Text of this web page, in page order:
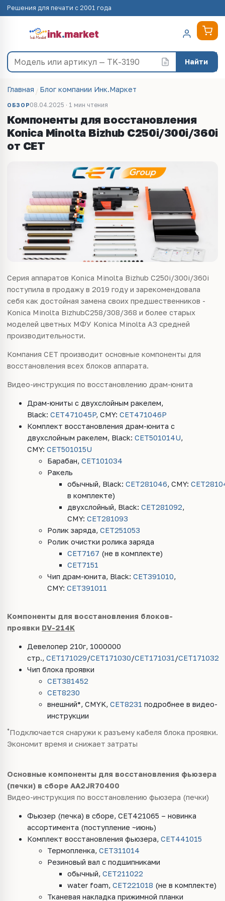
Решения для печати с 2001 года
ink.market
Найти
Главная Блог компании Инк.Маркет
ОБЗОР08.04.2025 · 1 мин чтения
Компоненты для восстановления
Konica Minolta Bizhub C250i/300i/360i
от CET
Серия аппаратов Konica Minolta Bizhub C250i/300i/360i
поступила в продажу в 2019 году и зарекомендовала
себя как достойная замена своих предшественников -
Konica Minolta BizhubC258/308/368 и более старых
моделей цветных МФУ Konica Minolta A3 средней
производительности.
Компания CET производит основные компоненты для
восстановления всех блоков аппарата.
Видео-инструкция по восстановлению драм-юнита
Драм-юниты с двухслойным ракелем,
Black: CET471045P, CMY: CET471046P
Комплект восстановления драм-юнита c
двухслойным ракелем, Black: CET501014U,
CMY: CET501015U
Барабан, CET101034
Ракель
обычный, Black: CET281046, CMY: CET
в комплекте)
двухслойный, Black: CET281092,
CMY: CET281093
Ролик заряда, CET251053
Ролик очистки ролика заряда
CET7167 (не в комплекте)
CET7151
Чип драм-юнита, Black: CET391010,
CMY: CET391011
Компоненты для восстановления блоков-
проявки DV-214K
Девелопер 210г, 1000000
стр., CET171029/CET171030/CET171031/CET171032
Чип блока проявки
CET381452
CET8230
внешний*, CMYK, CET8231 подробнее в видео-
инструкции
*Подключается снаружи к разъему кабеля блока проявки.
Экономит время и снижает затраты
Основные компоненты для восстановления фьюзера
(печки) в сборе AA2JR70400
Видео-инструкция по восстановлению фьюзера (печки)
Фьюзер (печка) в сборе, CET421065 – новинка
ассортимента (поступление ~июнь)
Комплект восстановления фьюзера, CET441015
Термопленка, CET311014
Резиновый вал с подшипниками
обычный, CET211022
water foam, CET221018 (не в комплекте)
Тканевая накладка прижимной планки